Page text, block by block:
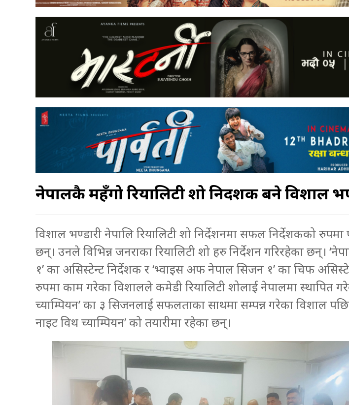
नेपालकै महँगो रियालिटी शो निर्देशक बने विशाल
विशाल भण्डारी नेपालि रियालिटी शो निर्देशनमा सफल निर्देशकको रुपमा
छन्। उनले विभिन्न जनराका रियालिटी शो हरु निर्देशन गरिरहेका छन्।
१’ का असिस्टेन्ट निर्देशक र ‘भ्वाइस अफ नेपाल सिजन १’ का चिफ
रुपमा काम गरेका विशालले कमेडी रियालिटी शोलाई नेपालमा स्थापित
च्याम्पियन’ का ३ सिजनलाई सफलताका साथमा सम्पन्न गरेका विशाल
नाइट विथ च्याम्पियन’ को तयारीमा रहेका छन्।